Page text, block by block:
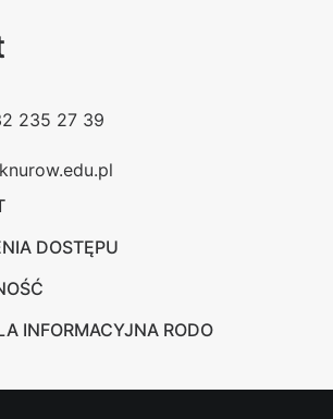
235 27 39
DOSTĘPU
INFORMACYJNA RODO